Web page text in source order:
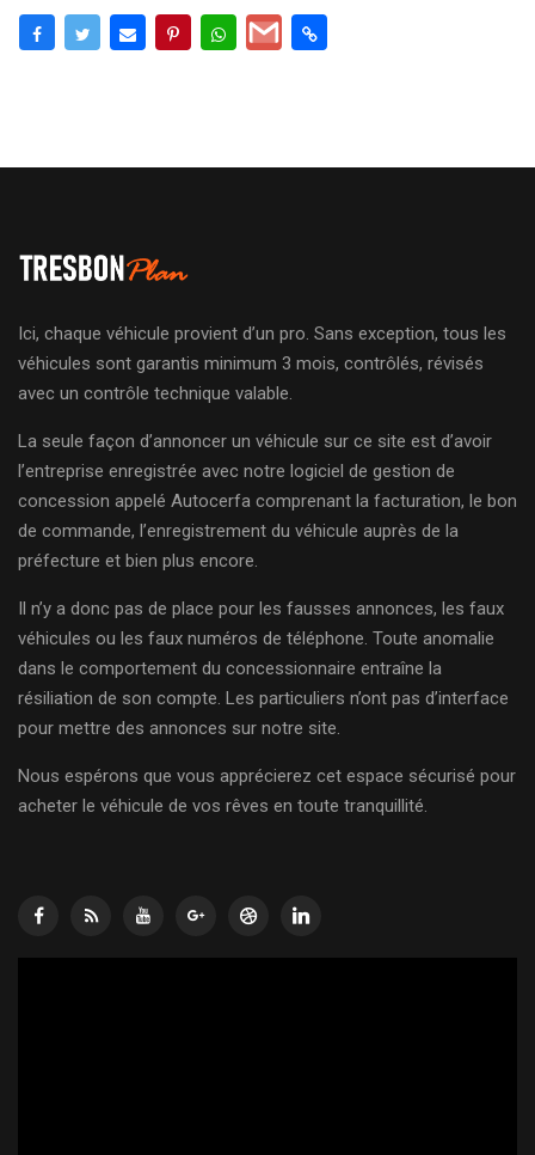
Ici, chaque véhicule provient d’un pro. Sans exception, tous les
véhicules sont garantis minimum 3 mois, contrôlés, révisés
avec un contrôle technique valable.
La seule façon d’annoncer un véhicule sur ce site est d’avoir
l’entreprise enregistrée avec notre logiciel de gestion de
concession appelé Autocerfa comprenant la facturation, le bon
de commande, l’enregistrement du véhicule auprès de la
préfecture et bien plus encore.
Il n’y a donc pas de place pour les fausses annonces, les faux
véhicules ou les faux numéros de téléphone. Toute anomalie
dans le comportement du concessionnaire entraîne la
résiliation de son compte. Les particuliers n’ont pas d’interface
pour mettre des annonces sur notre site.
Nous espérons que vous apprécierez cet espace sécurisé pour
acheter le véhicule de vos rêves en toute tranquillité.